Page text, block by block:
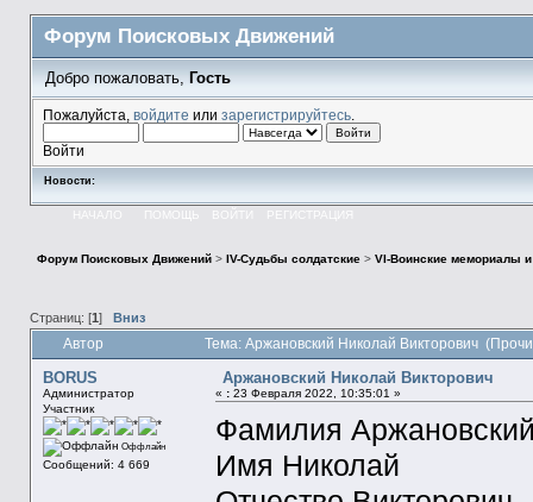
Форум Поисковых Движений
Добро пожаловать, Гость
Пожалуйста, войдите или зарегистрируйтесь.
Войти
Новости:
НАЧАЛО ПОМОЩЬ ВОЙТИ РЕГИСТРАЦИЯ
Форум Поисковых Движений> IV-Судьбы солдатские> VI-Воинские мемориалы и
Страниц: [1 ] Вниз
Автор Тема: Аржановский Николай Викторович
BORUS
Администратор
Участник
Оффлайн
Сообщений: 4 669
Аржановский Николай Викторович
« :23 Февраля 2022, 10:35:01 »
Фамилия
Имя Николай